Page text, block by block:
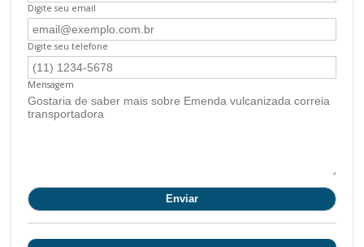
Digite seu email
Digite seu telefone
Mensagem